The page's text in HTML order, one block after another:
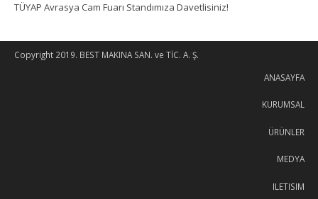
TÜYAP Avrasya Cam Fuarı Standımıza Davetlisiniz!
Copyright 2019. BEST MAKINA SAN. ve TİC. A. Ş.
ANASAYFA
KURUMSAL
ÜRÜNLER
MEDYA
ILETISIM